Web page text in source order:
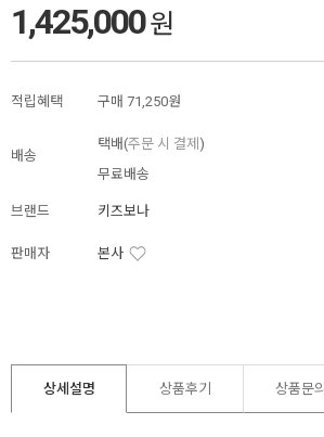
1,425,000원
적립혜택 구매 71,250원
배송
택배(주문 시 결제 )
무료배송
브랜드 키즈보나
판매자 본사
상세설명 상품후기 상품문의